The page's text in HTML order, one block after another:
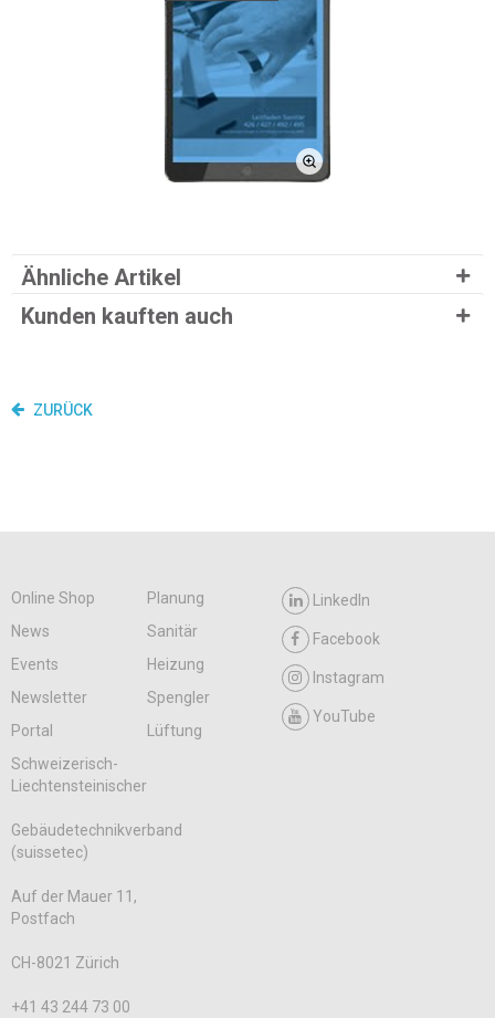
Ähnliche Artikel
Kunden kauften auch
ZURÜCK
Online Shop
Planung
News
Sanitär
Events
Heizung
Newsletter
Spengler
Portal
Lüftung
LinkedIn
Facebook
Instagram
YouTube
Schweizerisch-
Liechtensteinischer
Gebäudetechnikverband
(suissetec)
Auf der Mauer 11,
Postfach
CH-8021 Zürich
+41 43 244 73 00